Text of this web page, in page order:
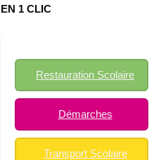
EN 1 CLIC
Restauration Scolaire
Démarches
Transport Scolaire